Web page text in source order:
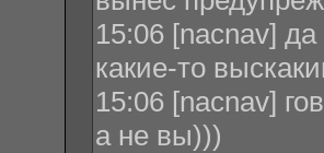
15:06 [nacnav]
какие-то
15:06 [nacnav]
а не вы)))